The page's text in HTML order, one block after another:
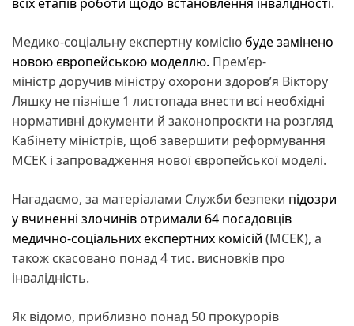
Медико-соціальну експертну комісію буде замінено
новою європейською моделлю. Прем’єр-
міністр доручив міністру охорони здоров’я Віктору
Ляшку не пізніше 1 листопада внести всі необхідні
нормативні документи й законопроєкти на розгляд
Кабінету міністрів, щоб завершити реформування
МСЕК і запровадження нової європейської моделі.
Нагадаємо, за матеріалами Служби безпеки підозри
у вчиненні злочинів отримали 64 посадовців
медично-соціальних експертних комісій (МСЕК), а
також скасовано понад 4 тис. висновків про
інвалідність.
Як відомо, приблизно понад 50 прокурорів